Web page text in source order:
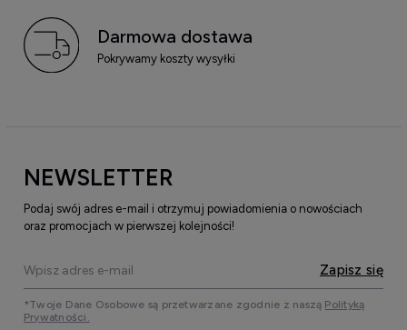
Darmowa dostawa
Pokrywamy koszty wysyłki
NEWSLETTER
Podaj swój adres e-mail i otrzymuj powiadomienia o nowościach
oraz promocjach w pierwszej kolejności!
Zapisz się
*Twoje Dane Osobowe są przetwarzane zgodnie z naszą Polityką
Prywatności.